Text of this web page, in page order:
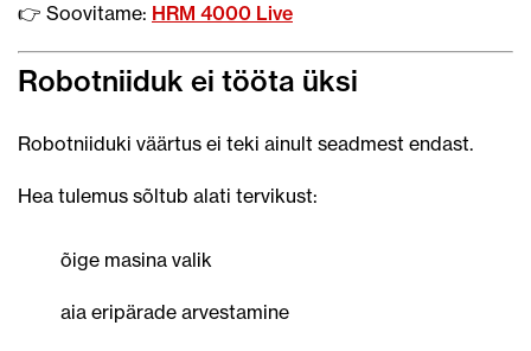
👉 Soovitame: HRM 4000 Live
Robotniiduk ei tööta üksi
Robotniiduki väärtus ei teki ainult seadmest endast.
Hea tulemus sõltub alati tervikust:
õige masina valik
aia eripärade arvestamine